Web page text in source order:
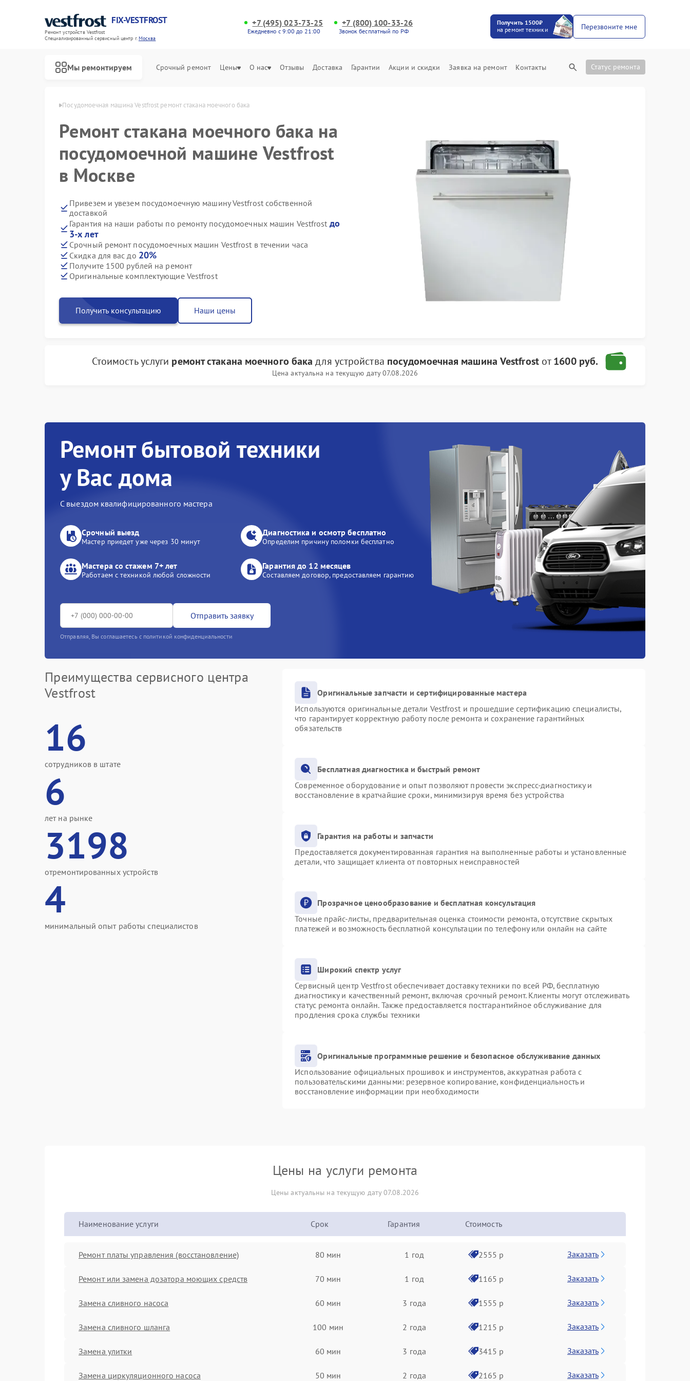
FIX-VESTFROST
Ремонт устройств Vestfrost
Специализированный cервисный центр г.Москва
+7 (495) 023-73-25
Ежедневно с 9:00 до 21:00
+7 (800) 100-33-26
Звонок бесплатный по РФ
Получить 1500₽
на ремонт техники
Перезвоните мне
Мы ремонтируем Срочный ремонт Цены О нас Отзывы Доставка Гарантии Акции и скидки Заявка на ремонт Контакты Статус ремонта
Vestfrost в Москве Посудомоечная машина Vestfrost ремонт стакана моечного бака
Ремонт стакана моечного бака на
посудомоечной машине Vestfrost
в Москве
Привезем и увезем посудомоечную машину Vestfrost собственной
доставкой
Гарантия на наши работы по ремонту посудомоечных машин Vestfrost до
3-х лет
Срочный ремонт посудомоечных машин Vestfrost в течении часа
Скидка для вас до 20%
Получите 1500 рублей на ремонт
Оригинальные комплектующие Vestfrost
Получить консультацию Наши цены
Стоимость услуги ремонт стакана моечного бака для устройства посудомоечная машина Vestfrostот1600 руб.
Цена актуальна на текущую дату 07.08.2026
Ремонт бытовой техники
у Вас дома
С выездом квалифицированного мастера
Срочный выезд
Мастер приедет уже через 30 минут
Диагностика и осмотр бесплатно
Определим причину поломки бесплатно
Мастера со стажем 7+ лет
Работаем с техникой любой сложности
Гарантия до 12 месяцев
Составляем договор, предоставляем гарантию
Отправить заявку
Отправляя, Вы соглашаетесь с политикой конфиденциальности
Преимущества сервисного центра
Vestfrost
16
сотрудников в штате
6
лет на рынке
3198
отремонтированных устройств
4
минимальный опыт работы специалистов
Оригинальные запчасти и сертифицированные мастера
Используются оригинальные детали Vestfrost и прошедшие сертификацию специалисты,
что гарантирует корректную работу после ремонта и сохранение гарантийных
обязательств
Бесплатная диагностика и быстрый ремонт
Современное оборудование и опыт позволяют провести экспресс-диагностику и
восстановление в кратчайшие сроки, минимизируя время без устройства
Гарантия на работы и запчасти
Предоставляется документированная гарантия на выполненные работы и установленные
детали, что защищает клиента от повторных неисправностей
Прозрачное ценообразование и бесплатная консультация
Точные прайс-листы, предварительная оценка стоимости ремонта, отсутствие скрытых
платежей и возможность бесплатной консультации по телефону или онлайн на сайте
Широкий спектр услуг
Сервисный центр Vestfrost обеспечивает доставку техники по всей РФ, бесплатную
диагностику и качественный ремонт, включая срочный ремонт. Клиенты могут отслеживать
статус ремонта онлайн. Также предоставляется постгарантийное обслуживание для
продления срока службы техники
Оригинальные программные решение и безопасное обслуживание данных
Использование официальных прошивок и инструментов, аккуратная работа с
пользовательскими данными: резервное копирование, конфиденциальность и
восстановление информации при необходимости
Цены на услуги ремонта
Цены актуальны на текущую дату 07.08.2026
Наименование услуги Срок Гарантия Стоимость
Ремонт платы управления (восстановление) 80 мин 1 год 2555 р Заказать
Ремонт или замена дозатора моющих средств 70 мин 1 год 1165 р Заказать
Замена сливного насоса 60 мин 3 года 1555 р Заказать
Замена сливного шланга 100 мин 2 года 1215 р Заказать
Замена улитки 60 мин 3 года 3415 р Заказать
Замена циркуляционного насоса 50 мин 2 года 2165 р Заказать